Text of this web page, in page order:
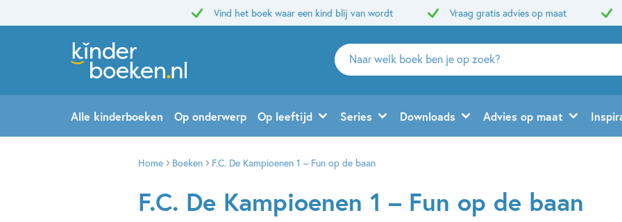
Vind het boek waar een kind blij van wordt Vraag gratis advies op maat
Zoeken
naar
en
uitgevers
Alle kinderboeken Op onderwerp Op leeftijd Series Downloads Advies op maat
Home Boeken F.C. De Kampioenen 1 – Fun op de baan
F.C. De Kampioenen 1 – Fun op de baan